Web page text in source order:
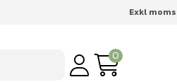
Exkl moms
0